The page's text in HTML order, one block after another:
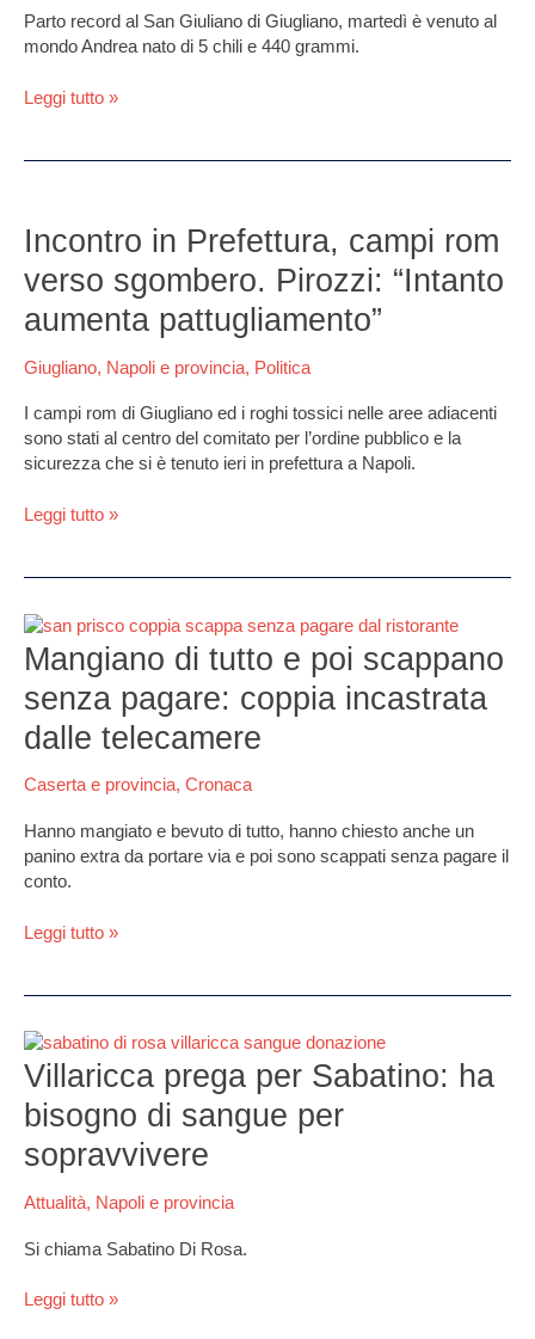
Parto record al San Giuliano di Giugliano, martedì è venuto al
mondo Andrea nato di 5 chili e 440 grammi.
un
peso
oltre
Leggi tutto »
Incontro in Prefettura, campi rom
verso sgombero. Pirozzi: “Intanto
aumenta pattugliamento”
Giugliano, Napoli e provincia, Politica
I campi rom di Giugliano ed i roghi tossici nelle aree adiacenti
sono stati al centro del comitato per l’ordine pubblico e la
sicurezza che si è tenuto ieri in prefettura a Napoli.
in
Prefettura,
campi
verso
sgombero.
Pirozzi:
“Intanto
aumenta
pattugliamento”
Leggi tutto »
Mangiano di tutto e poi scappano
senza pagare: coppia incastrata
dalle telecamere
Caserta e provincia, Cronaca
Hanno mangiato e bevuto di tutto, hanno chiesto anche un
panino extra da portare via e poi sono scappati senza pagare il
conto.
Mangiano
di
tutto
e
poi
scappano
senza
coppia
incastrata
dalle
Leggi tutto »
Villaricca prega per Sabatino: ha
bisogno di sangue per
sopravvivere
Attualità, Napoli e provincia
Si chiama Sabatino Di Rosa.
Villaricca
prega
per
Sabatino:
bisogno
di
per
Leggi tutto »